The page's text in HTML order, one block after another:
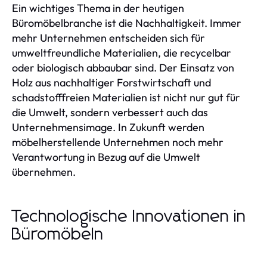
Ein wichtiges Thema in der heutigen
Büromöbelbranche ist die Nachhaltigkeit. Immer
mehr Unternehmen entscheiden sich für
umweltfreundliche Materialien, die recycelbar
oder biologisch abbaubar sind. Der Einsatz von
Holz aus nachhaltiger Forstwirtschaft und
schadstofffreien Materialien ist nicht nur gut für
die Umwelt, sondern verbessert auch das
Unternehmensimage. In Zukunft werden
möbelherstellende Unternehmen noch mehr
Verantwortung in Bezug auf die Umwelt
übernehmen.
Technologische Innovationen in
Büromöbeln